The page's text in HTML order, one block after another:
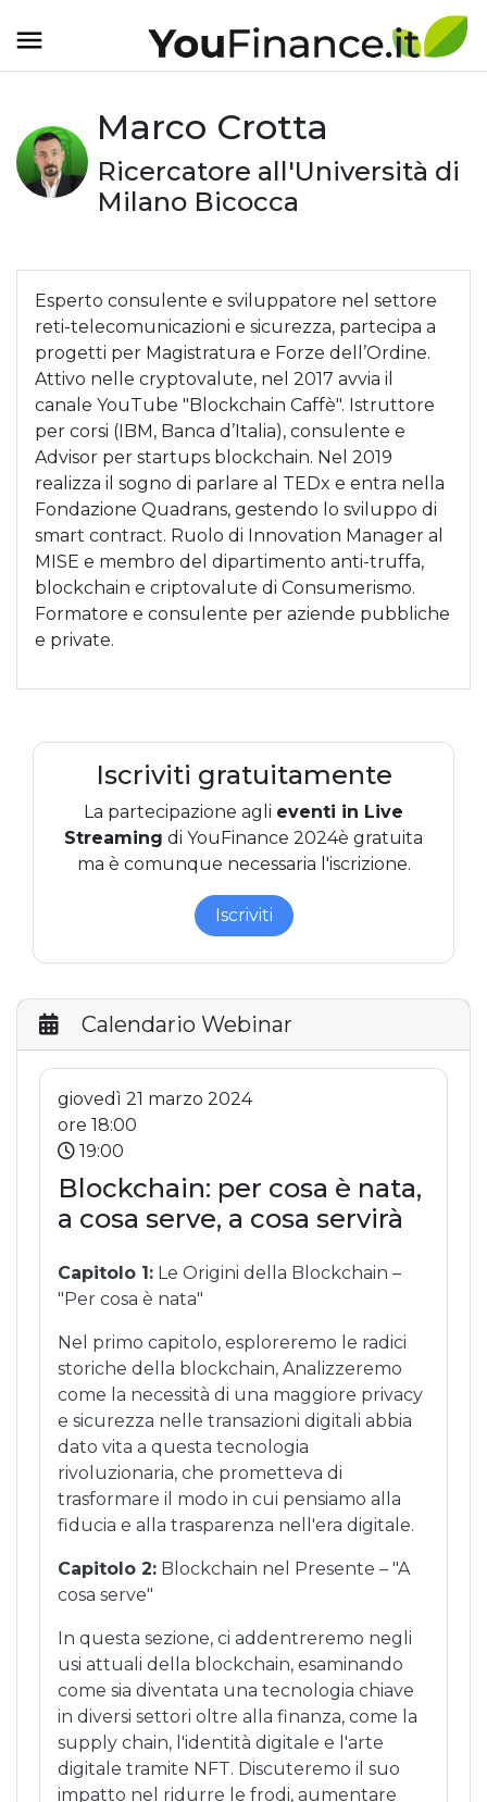
Marco Crotta
Ricercatore all'Università di
Milano Bicocca
Esperto consulente e sviluppatore nel settore
reti-telecomunicazioni e sicurezza, partecipa a
progetti per Magistratura e Forze dell’Ordine.
Attivo nelle cryptovalute, nel 2017 avvia il
canale YouTube "Blockchain Caffè". Istruttore
per corsi (IBM, Banca d’Italia), consulente e
Advisor per startups blockchain. Nel 2019
realizza il sogno di parlare al TEDx e entra nella
Fondazione Quadrans, gestendo lo sviluppo di
smart contract. Ruolo di Innovation Manager al
MISE e membro del dipartimento anti-truffa,
blockchain e criptovalute di Consumerismo.
Formatore e consulente per aziende pubbliche
e private.
Iscriviti gratuitamente
La partecipazione agli eventi in Live
Streaming di YouFinance 2024è gratuita
ma è comunque necessaria l'iscrizione.
Iscriviti
Calendario Webinar
giovedì 21 marzo 2024
ore 18:00
19:00
Blockchain: per cosa è nata,
a cosa serve, a cosa servirà
Capitolo 1: Le Origini della Blockchain –
"Per cosa è nata"
Nel primo capitolo, esploreremo le radici
storiche della blockchain, Analizzeremo
come la necessità di una maggiore privacy
e sicurezza nelle transazioni digitali abbia
dato vita a questa tecnologia
rivoluzionaria, che prometteva di
trasformare il modo in cui pensiamo alla
fiducia e alla trasparenza nell'era digitale.
Capitolo 2: Blockchain nel Presente – "A
cosa serve"
In questa sezione, ci addentreremo negli
usi attuali della blockchain, esaminando
come sia diventata una tecnologia chiave
in diversi settori oltre alla finanza, come la
supply chain, l'identità digitale e l'arte
digitale tramite NFT. Discuteremo il suo
impatto nel ridurre le frodi, aumentare